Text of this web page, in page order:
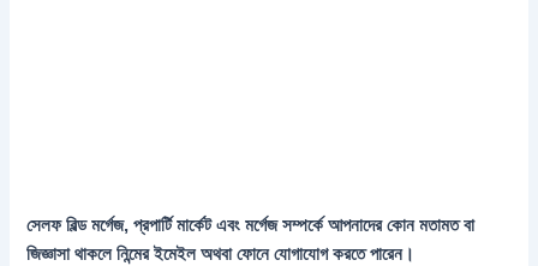
সেলফ বিল্ড মর্গেজ, প্রপার্টি মার্কেট এবং মর্গেজ সম্পর্কে আপনাদের কোন মতামত বা
জিজ্ঞাসা থাকলে নিন্মের ইমেইল অথবা ফোনে যোগাযোগ করতে পারেন।